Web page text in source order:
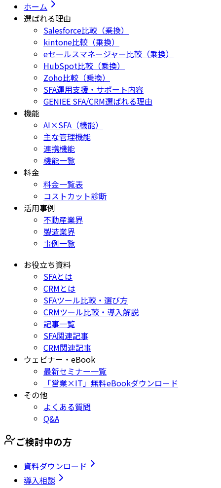
ホーム
選ばれる理由
Salesforce比較（乗換）
kintone比較（乗換）
eセールスマネージャー比較（乗換）
HubSpot比較（乗換）
Zoho比較（乗換）
SFA運用支援・サポート内容
GENIEE SFA/CRM選ばれる理由
機能
AI×SFA（機能）
主な管理機能
連携機能
機能一覧
料金
料金一覧表
コストカット診断
活用事例
不動産業界
製造業界
事例一覧
お役立ち資料
SFAとは
CRMとは
SFAツール比較・選び方
CRMツール比較・導入解説
記事一覧
SFA関連記事
CRM関連記事
ウェビナー・eBook
最新セミナー一覧
「営業×IT」無料eBookダウンロード
その他
よくある質問
Q&A
ご検討中の方
資料ダウンロード
導入相談